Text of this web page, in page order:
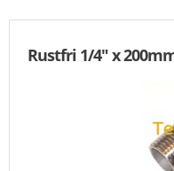
Rustfri 1/4" x